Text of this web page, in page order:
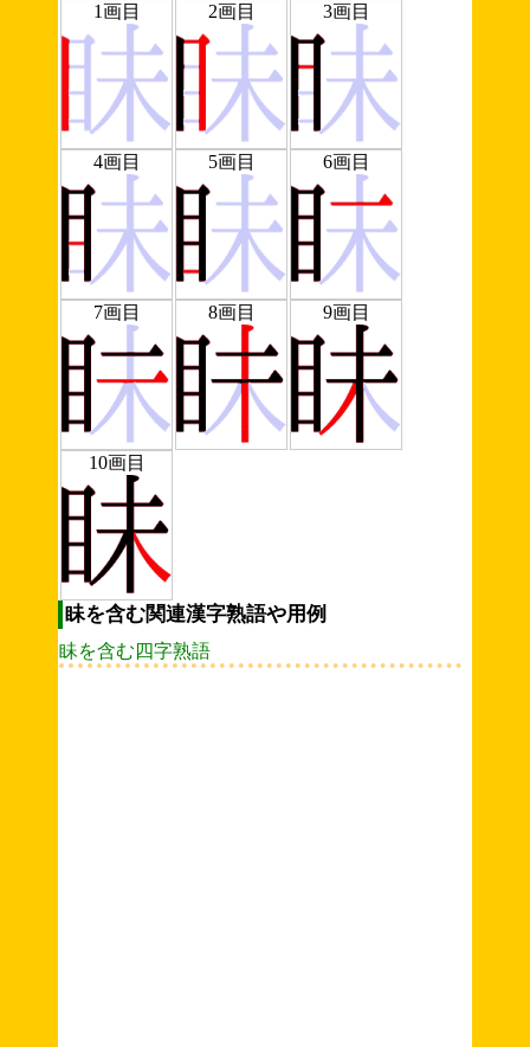
1画目
2画目 3画目
4画目 5画目 6画目
7画目 8画目 9画目
10画目
眛を含む関連漢字熟語や用例
眛を含む四字熟語